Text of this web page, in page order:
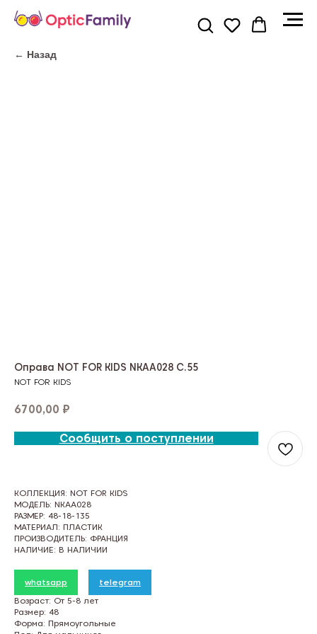
← Назад
Оправа NOT FOR KIDS NKAA028 C.55
NOT FOR KIDS
6700,00 ₽
Сообщить о поступлении
КОЛЛЕКЦИЯ: NOT FOR KIDS
МОДЕЛЬ: NKAA028
РАЗМЕР: 48-18-135
МАТЕРИАЛ: ПЛАСТИК
ПРОИЗВОДИТЕЛЬ: ФРАНЦИЯ
НАЛИЧИЕ: В НАЛИЧИИ
whatsapp
telegram
Возраст: От 5-8 лет
Размер: 48
Форма: Прямоугольные